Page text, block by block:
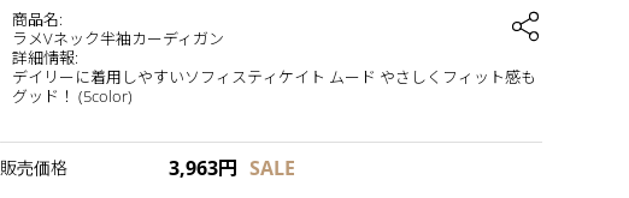
商品名:
ラメVネック半袖カーディガン
詳細情報:
デイリーに着用しやすいソフィスティケイト ムード やさしくフィット感も
グッド！ (5color)
販売価格 3,963円 SALE